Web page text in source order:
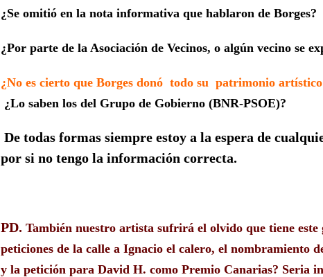
¿Se omitió en la nota informativa que hablaron de Borges?
¿Por parte de la Asociación de Vecinos, o algún vecino se
¿No es cierto que Borges donó todo su patrimonio
¿Lo saben los del Grupo de Gobierno (BNR-PSOE)?
De todas formas siempre estoy a la espera de
por si no tengo la información correcta.
PD. También nuestro artista sufrirá el olvido que tiene este
peticiones de la calle a Ignacio el calero, el nombramiento
y la petición para David H. como Premio Canarias? Seria